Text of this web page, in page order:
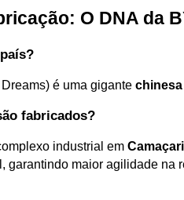
O DNA da
é uma gigante chinesa
fabricados?
industrial em
garantindo maior agilidade na